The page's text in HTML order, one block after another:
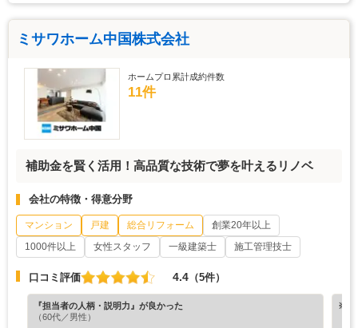
ミサワホーム中国株式会社
ホームプロ累計成約件数
11件
補助金を賢く活用！高品質な技術で夢を叶えるリノベ
会社の特徴・得意分野
マンション 戸建 総合リフォーム
創業20年以上
1000件以上
女性スタッフ 一級建築士 施工管理技士
口コミ評価 4.4 （5件）
『担当者の人柄・説明力』が良かった
（60代／男性）
※ホ